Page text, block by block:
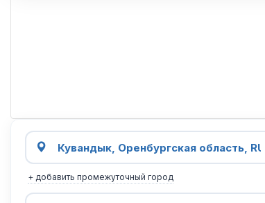
+ добавить промежуточный город